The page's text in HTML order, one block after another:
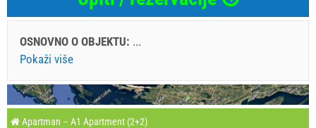
OSNOVNO O OBJEKTU: ...
Pokaži više
Apartman – A1 Apartment (2+2)